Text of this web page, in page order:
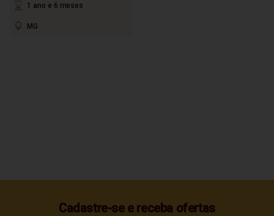
1 ano e 6 meses
MG
Cadastre-se e receba ofertas